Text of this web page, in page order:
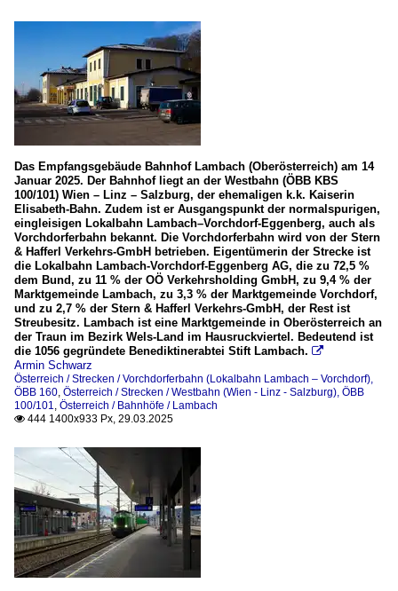
Das Empfangsgebäude Bahnhof Lambach (Oberösterreich) am 14
Januar 2025. Der Bahnhof liegt an der Westbahn (ÖBB KBS
100/101) Wien – Linz – Salzburg, der ehemaligen k.k. Kaiserin
Elisabeth-Bahn. Zudem ist er Ausgangspunkt der normalspurigen,
eingleisigen Lokalbahn Lambach–Vorchdorf-Eggenberg, auch als
Vorchdorferbahn bekannt. Die Vorchdorferbahn wird von der Stern
& Hafferl Verkehrs-GmbH betrieben. Eigentümerin der Strecke ist
die Lokalbahn Lambach-Vorchdorf-Eggenberg AG, die zu 72,5 %
dem Bund, zu 11 % der OÖ Verkehrsholding GmbH, zu 9,4 % der
Marktgemeinde Lambach, zu 3,3 % der Marktgemeinde Vorchdorf,
und zu 2,7 % der Stern & Hafferl Verkehrs-GmbH, der Rest ist
Streubesitz. Lambach ist eine Marktgemeinde in Oberösterreich an
der Traun im Bezirk Wels-Land im Hausruckviertel. Bedeutend ist
die 1056 gegründete Benediktinerabtei Stift Lambach. 
Armin Schwarz
Österreich / Strecken / Vorchdorferbahn (Lokalbahn Lambach – Vorchdorf),
ÖBB 160, Österreich / Strecken / Westbahn (Wien - Linz - Salzburg), ÖBB
100/101, Österreich / Bahnhöfe / Lambach
 444 1400x933 Px, 29.03.2025